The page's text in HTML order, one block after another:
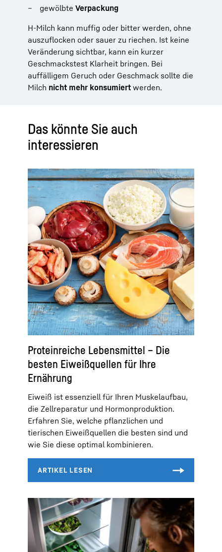
gewölbte Verpackung
H-Milch kann muffig oder bitter werden, ohne
auszuflocken oder sauer zu riechen. Ist keine
Veränderung sichtbar, kann ein kurzer
Geschmackstest Klarheit bringen. Bei
auffälligem Geruch oder Geschmack sollte die
Milch nicht mehr konsumiert werden.
Das könnte Sie auch
interessieren
Proteinreiche Lebensmittel – Die
besten Eiweißquellen für Ihre
Ernährung
Eiweiß ist essenziell für Ihren Muskelaufbau,
die Zellreparatur und Hormonproduktion.
Erfahren Sie, welche pflanzlichen und
tierischen Eiweißquellen die besten sind und
wie Sie diese optimal kombinieren.